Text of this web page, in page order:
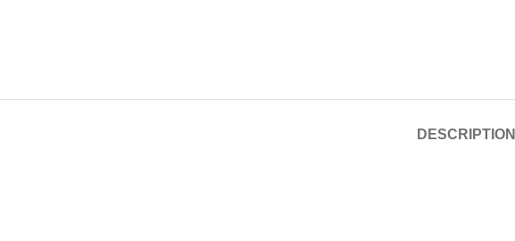
DESCRIPTION